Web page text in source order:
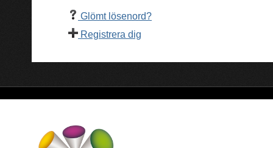
Glömt lösenord?
Registrera dig